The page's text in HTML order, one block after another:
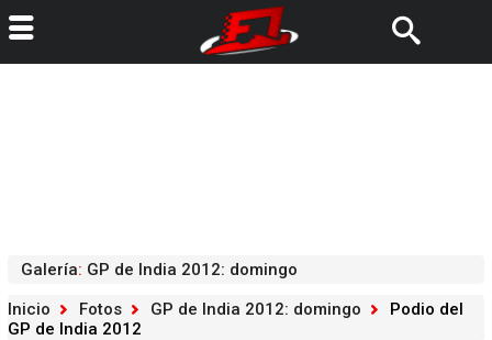
Galería: GP de India 2012: domingo
Inicio
Fotos GP de India 2012: domingo
Podio del
GP de India 2012